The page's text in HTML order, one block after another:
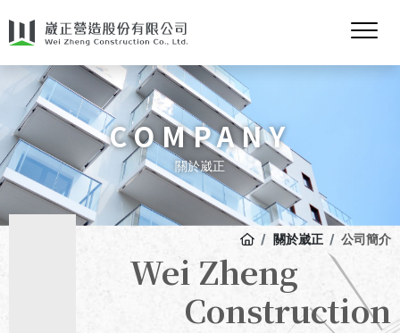
COMPANY
關於崴正
關於崴正 公司簡介
Wei Zheng
Construction